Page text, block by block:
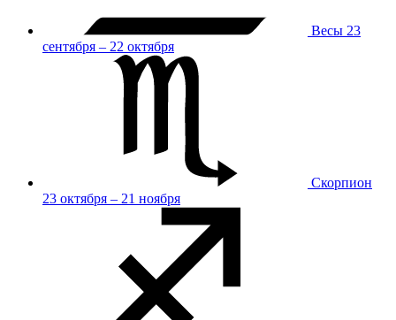
Весы 23
сентября – 22 октября
Скорпион
23 октября – 21 ноября